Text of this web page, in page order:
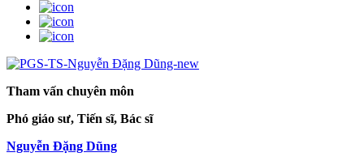
Tham vấn chuyên môn
Phó giáo sư, Tiến sĩ, Bác sĩ
Nguyễn Đặng Dũng